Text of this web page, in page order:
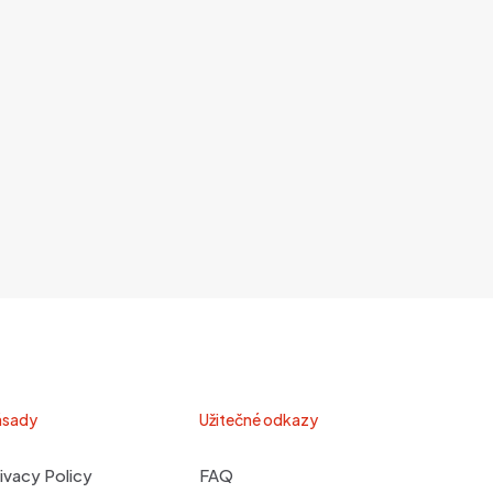
Policy
Užitečné odkazy
FAQ